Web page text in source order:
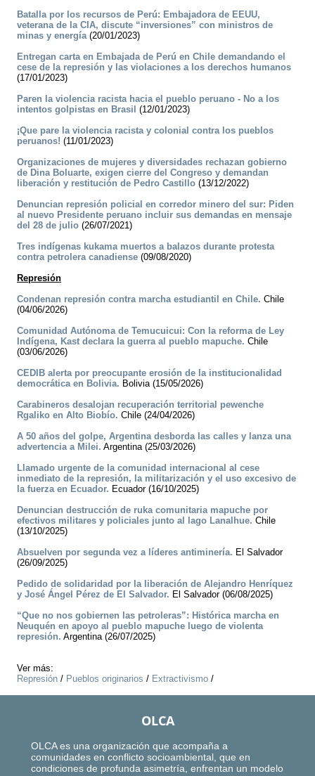
Batalla por los recursos de Perú: Embajadora de EEUU,
veterana de la CIA, discute “inversiones” con ministros de
minas y energía(20/01/2023)
Entregan carta en Embajada de Perú en Chile demandando el
cese de la represión y las violaciones a los derechos humanos
(17/01/2023)
Paren la violencia racista hacia el pueblo peruano - No a los
intentos golpistas en Brasil (12/01/2023)
¡Que pare la violencia racista y colonial contra los pueblos
peruanos! (11/01/2023)
Organizaciones de mujeres y diversidades rechazan gobierno
de Dina Boluarte, exigen cierre del Congreso y demandan
liberación y restitución de Pedro Castillo (13/12/2022)
Denuncian represión policial en corredor minero del sur: Piden
al nuevo Presidente peruano incluir sus demandas en mensaje
del 28 de julio (26/07/2021)
Tres indígenas kukama muertos a balazos durante protesta
contra petrolera canadiense (09/08/2020)
Represión
Condenan represión contra marcha estudiantil en Chile. Chile
(04/06/2026)
Comunidad Autónoma de Temucuicui: Con la reforma de Ley
Indígena, Kast declara la guerra al pueblo mapuche. Chile
(03/06/2026)
CEDIB alerta por preocupante erosión de la institucionalidad
democrática en Bolivia. Bolivia (15/05/2026)
Carabineros desalojan recuperación territorial pewenche
Rgaliko en Alto Biobío. Chile (24/04/2026)
A 50 años del golpe, Argentina desborda las calles y lanza una
advertencia a Milei. Argentina (25/03/2026)
Llamado urgente de la comunidad internacional al cese
inmediato de la represión, la militarización y el uso excesivo de
la fuerza en Ecuador. Ecuador (16/10/2025)
Denuncian destrucción de ruka comunitaria mapuche por
efectivos militares y policiales junto al lago Lanalhue. Chile
(13/10/2025)
Absuelven por segunda vez a líderes antiminería. El Salvador
(26/09/2025)
Pedido de solidaridad por la liberación de Alejandro Henríquez
y José Ángel Pérez de El Salvador. El Salvador (06/08/2025)
“Que no nos gobiernen las petroleras”: Histórica marcha en
Neuquén en apoyo al pueblo mapuche luego de violenta
represión. Argentina (26/07/2025)
Ver más:
Represión / Pueblos originarios / Extractivismo /
OLCA
OLCA es una organización que acompaña a
comunidades en conflicto socioambiental, que en
condiciones de profunda asimetría, enfrentan un modelo